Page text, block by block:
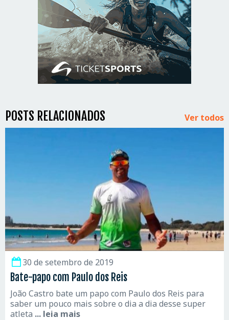
POSTS RELACIONADOS Ver todos
30 de setembro de 2019
Bate-papo com Paulo dos Reis
João Castro bate um papo com Paulo dos Reis para
saber um pouco mais sobre o dia a dia desse super
atleta ... leia mais